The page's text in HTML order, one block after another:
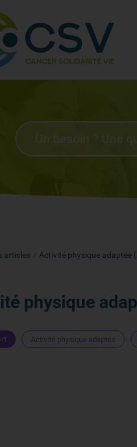
articles Activité physique adaptée
physique
Activité physique adaptée